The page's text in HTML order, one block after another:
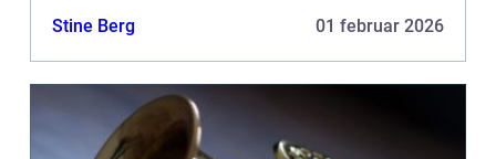
Stine Berg 01 februar 2026